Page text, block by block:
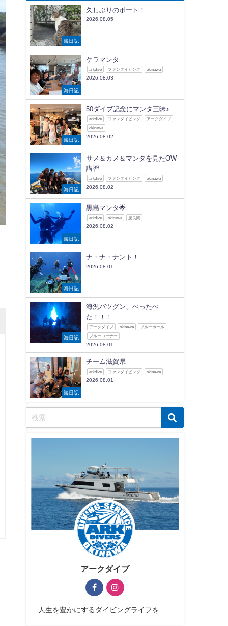
海日記
久しぶりのボート！
2026.08.05
海日記
ケラマンタ
arkdive ファンダイビング okinawa
2026.08.03
海日記
50ダイブ記念にマンタ三昧♪
arkdive ファンダイビング アークダイブ
okinawa
2026.08.02
海日記
サメ＆カメ＆マンタを見たOW
講習
arkdive ファンダイビング okinawa
2026.08.02
海日記
黒島マンタ🌟
arkdive okinawa 慶良間
2026.08.02
海日記
ナ・ナ・ナント！
2026.08.01
海日記
海況バツグン、べったべ
た！！！
アークダイブ okinawa ブルーホール
ブルーコーナー
2026.08.01
海日記
チーム滋賀県
arkdive ファンダイビング okinawa
2026.08.01
アークダイブ
人生を豊かにするダイビングライフを